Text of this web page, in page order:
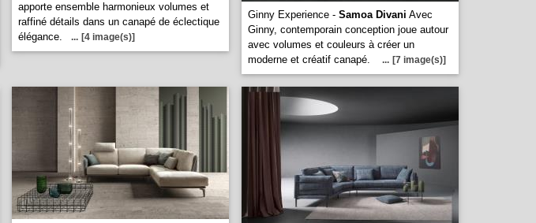
apporte ensemble harmonieux volumes et
raffiné détails dans un canapé de éclectique
élégance.
... [4 image(s)]
Ginny Experience - Samoa Divani Avec
Ginny, contemporain conception joue autour
avec volumes et couleurs à créer un
moderne et créatif canapé.
... [7 image(s)]